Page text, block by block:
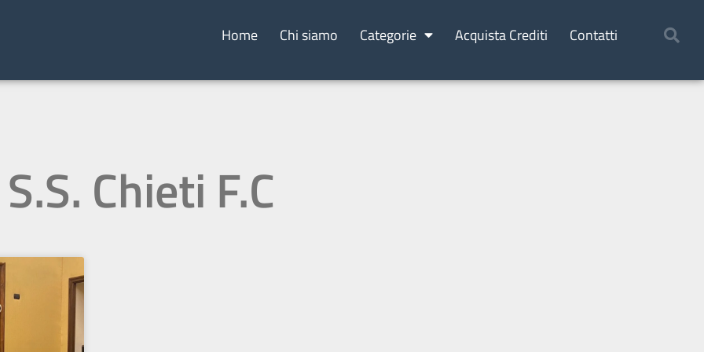
Home Chi siamo Categorie Acquista Crediti Contatti
Chieti F.C